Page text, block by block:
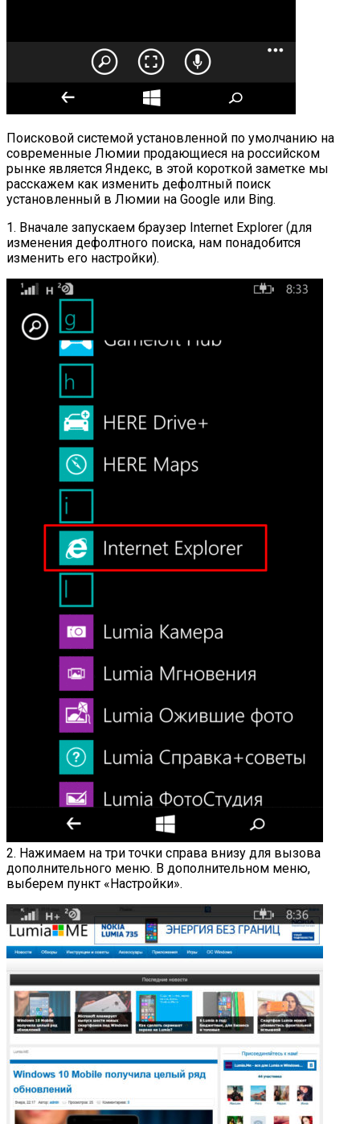
Поисковой системой установленной по умолчанию на
современные Люмии продающиеся на российском
рынке является Яндекс, в этой короткой заметке мы
расскажем как изменить дефолтный поиск
установленный в Люмии на Google или Bing.
1. Вначале запускаем браузер Internet Explorer (для
изменения дефолтного поиска, нам понадобится
изменить его настройки).
2. Нажимаем на три точки справа внизу для вызова
дополнительного меню. В дополнительном меню,
выберем пункт «Настройки».